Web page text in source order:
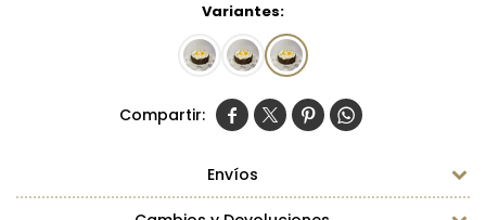
Variantes:
   
Envíos